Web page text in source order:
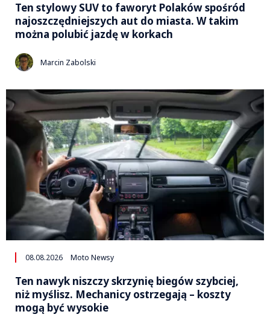
Ten stylowy SUV to faworyt Polaków spośród
najoszczędniejszych aut do miasta. W takim
można polubić jazdę w korkach
Marcin Zabolski
08.08.2026 Moto Newsy
Ten nawyk niszczy skrzynię biegów szybciej,
niż myślisz. Mechanicy ostrzegają – koszty
mogą być wysokie